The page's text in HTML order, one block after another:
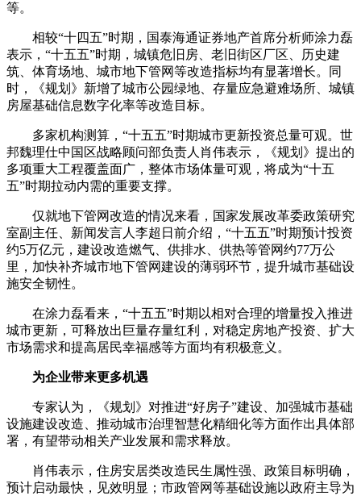
等。
相较“十四五”时期，国泰海通证券地产首席分析师涂力磊
表示，“十五五”时期，城镇危旧房、老旧街区厂区、历史建
筑、体育场地、城市地下管网等改造指标均有显著增长。同
时，《规划》新增了城市公园绿地、存量应急避难场所、城镇
房屋基础信息数字化率等改造目标。
多家机构测算，“十五五”时期城市更新投资总量可观。世
邦魏理仕中国区战略顾问部负责人肖伟表示，《规划》提出的
多项重大工程覆盖面广，整体市场体量可观，将成为“十五
五”时期拉动内需的重要支撑。
仅就地下管网改造的情况来看，国家发展改革委政策研究
室副主任、新闻发言人李超日前介绍，“十五五”时期预计投资
约5万亿元，建设改造燃气、供排水、供热等管网约77万公
里，加快补齐城市地下管网建设的薄弱环节，提升城市基础设
施安全韧性。
在涂力磊看来，“十五五”时期以相对合理的增量投入推进
城市更新，可释放出巨量存量红利，对稳定房地产投资、扩大
市场需求和提高居民幸福感等方面均有积极意义。
为企业带来更多机遇
专家认为，《规划》对推进“好房子”建设、加强城市基础
设施建设改造、推动城市治理智慧化精细化等方面作出具体部
署，有望带动相关产业发展和需求释放。
肖伟表示，住房安居类改造民生属性强、政策目标明确，
预计启动最快，见效明显；市政管网等基础设施以政府主导为